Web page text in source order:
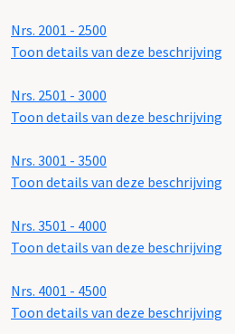
Nrs. 2001 - 2500
Toon details van deze beschrijving
Nrs. 2501 - 3000
Toon details van deze beschrijving
Nrs. 3001 - 3500
Toon details van deze beschrijving
Nrs. 3501 - 4000
Toon details van deze beschrijving
Nrs. 4001 - 4500
Toon details van deze beschrijving